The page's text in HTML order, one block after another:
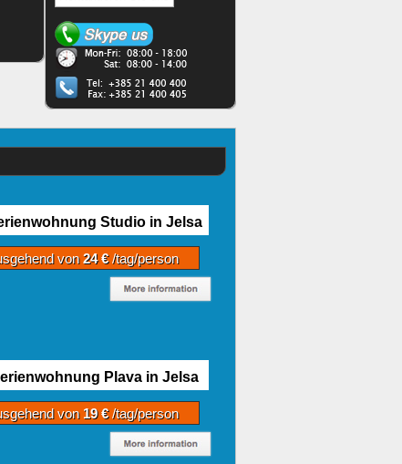
Studio in Jelsa
von24 €/tag/person
Plava in Jelsa
von 19 €/tag/person